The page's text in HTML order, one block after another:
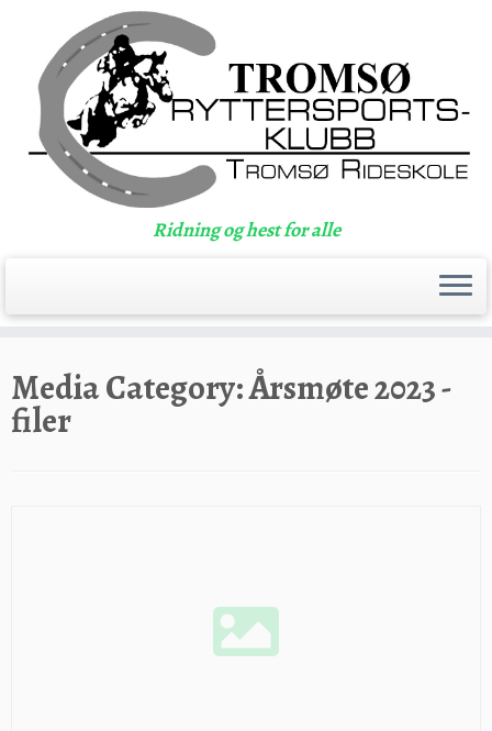
content
Ridning og hest for alle
Media Category:Årsmøte 2023 -
filer